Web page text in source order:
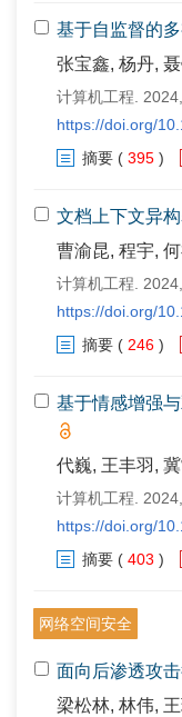
基于自监督的
张宝鑫, 杨丹,
计算机工程.
https://doi.org/
摘要 ( 395 )
文档上下文异
曹渝昆, 程宇,
计算机工程.
https://doi.org/
摘要 ( 246 )
基于情感增强
代巍, 王丰羽,
计算机工程.
https://doi.org/
摘要 ( 403 )
网络空间安全
面向后渗透攻
梁松林, 林伟,